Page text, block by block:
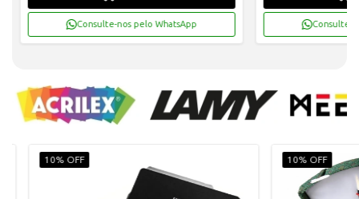
Consulte-nos pelo WhatsApp Consulte-
Nossas
Marcas
10% OFF 10% OFF